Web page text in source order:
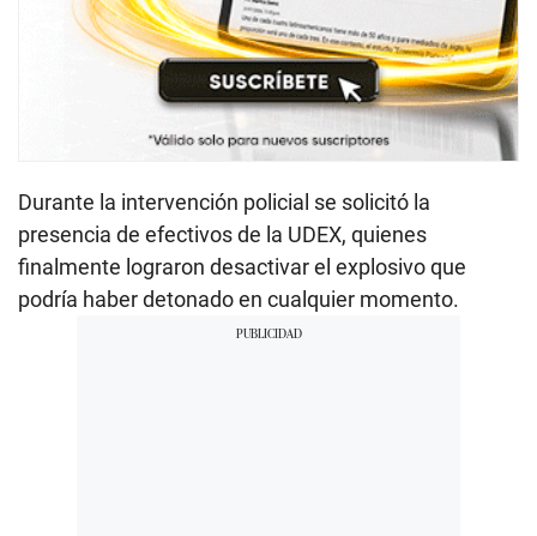
Durante la intervención policial se solicitó la
presencia de efectivos de la UDEX, quienes
finalmente lograron desactivar el explosivo que
podría haber detonado en cualquier momento.